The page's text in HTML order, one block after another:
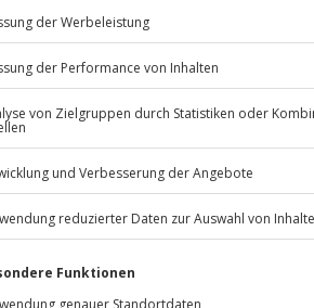
verfügbar.
18 Jahre
Mühldorfstraße 8
81671 München
Zeiten, außer an bundesweiten